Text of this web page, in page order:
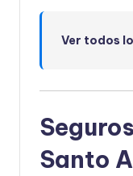
Ver todos
Santo